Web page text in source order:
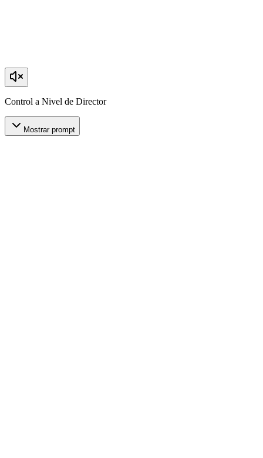
Control a Nivel de Director
Mostrar prompt